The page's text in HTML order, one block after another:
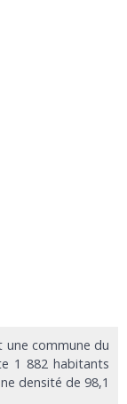
une commune du
1 882 habitants
densité de 98,1